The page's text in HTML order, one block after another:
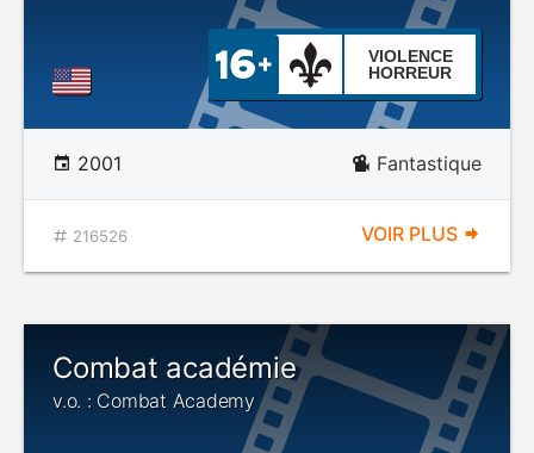
VIOLENCE
HORREUR
2001 Fantastique
216526 VOIR PLUS
Combat académie
v.o. : Combat Academy